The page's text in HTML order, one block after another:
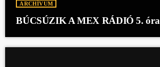
ARCHÍVUM
BÚCSÚZIK A MEX RÁDIÓ 5. óra